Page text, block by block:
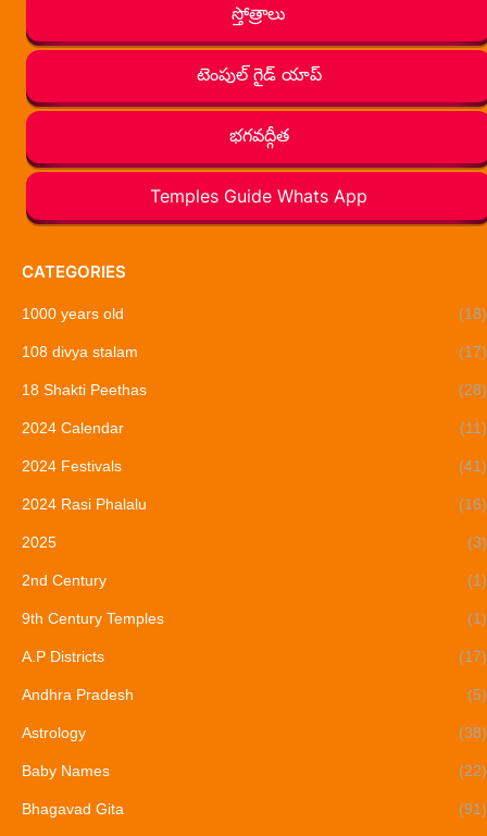
స్తోత్రాలు
టెంపుల్ గైడ్ యాప్
భగవద్గీత
Temples Guide Whats App
CATEGORIES
1000 years old (18)
108 divya stalam (17)
18 Shakti Peethas (28)
2024 Calendar (11)
2024 Festivals (41)
2024 Rasi Phalalu (16)
2025 (3)
2nd Century (1)
9th Century Temples (1)
A.P Districts (17)
Andhra Pradesh (5)
Astrology (38)
Baby Names (22)
Bhagavad Gita (91)